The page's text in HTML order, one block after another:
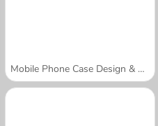
Mobile Phone Case Design & DIY